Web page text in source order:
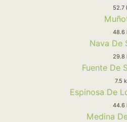
52.7
48.6
Nava De
29.8
Fuente De
7.5
Espinosa De
44.6
Medina